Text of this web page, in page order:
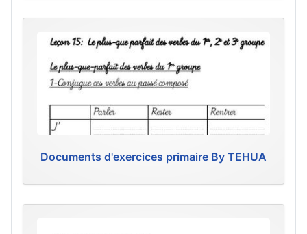
Documents d'exercices primaire By TEHUA